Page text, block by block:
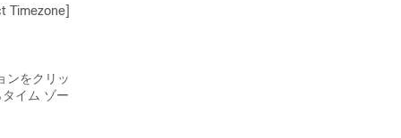
Timezone]
ンをクリッ
イム ゾー